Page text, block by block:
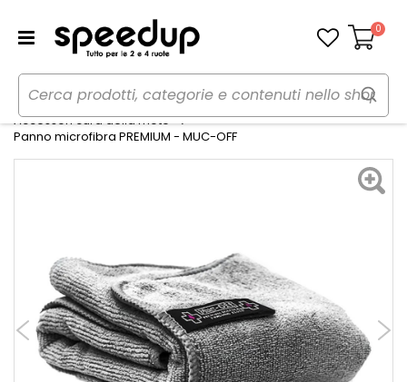
Carrello
0
Home Moto
Cura della moto
Accessori cura della moto
Panno microfibra PREMIUM - MUC-OFF